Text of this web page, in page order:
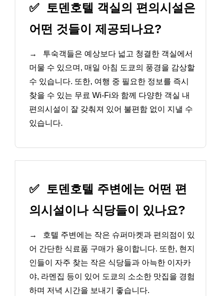
✅ 토덴호텔 객실의 편의시설은
어떤 것들이 제공되나요?
→
투숙객들은 예상보다 넓고 청결한 객실에서
머물 수 있으며, 매일 아침 도쿄의 풍경을 감상할
수 있습니다. 또한, 여행 중 필요한 정보를 즉시
찾을 수 있는 무료 Wi-Fi와 함께 다양한 객실 내
편의시설이 잘 갖춰져 있어 불편함 없이 지낼 수
있습니다.
✅ 토덴호텔 주변에는 어떤 편
의시설이나 식당들이 있나요?
→
호텔 주변에는 작은 슈퍼마켓과 편의점이 있
어 간단한 식료품 구매가 용이합니다. 또한, 현지
인들이 자주 찾는 작은 식당들과 아늑한 이자카
야, 라멘집 등이 있어 도쿄의 소소한 맛집을 경험
하며 저녁 시간을 보내기 좋습니다.